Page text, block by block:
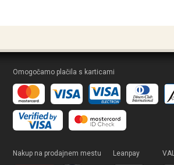
Omogočamo plačila s karticami
Nakup na prodajnem mestu Leanpay